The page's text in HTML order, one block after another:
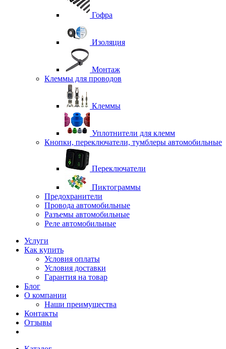
Гофра
Изоляция
Монтаж
Клеммы для проводов
Клеммы
Уплотнители для клемм
Кнопки, переключатели, тумблеры автомобильные
Переключатели
Пиктограммы
Предохранители
Провода автомобильные
Разъемы автомобильные
Реле автомобильные
Услуги
Как купить
Условия оплаты
Условия доставки
Гарантия на товар
Блог
О компании
Наши преимущества
Контакты
Отзывы